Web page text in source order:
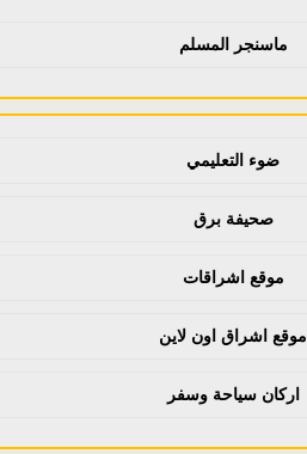
ماسنجر المسلم
ضوء التعليمي
صحيفة برق
موقع اشراقات
موقع اشراق اون لاين
اركان سياحة وسفر